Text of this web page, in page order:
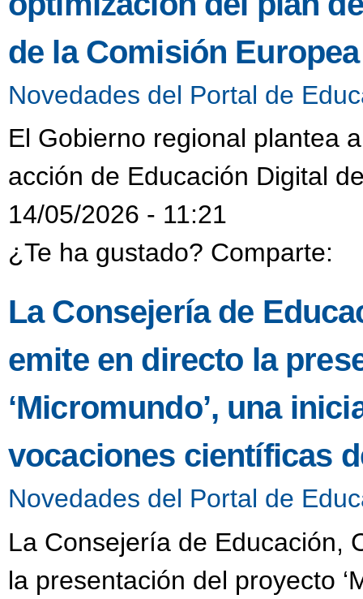
de la Comisión Europea
Novedades del Portal de
El Gobierno regional plantea
acción de Educación Digital
14/05/2026 - 11:21
¿Te ha gustado? Comparte:
La Consejería de
emite en directo la
‘Micromundo’, una
vocaciones científicas
Novedades del Portal de
La Consejería de Educación,
la presentación del proyecto